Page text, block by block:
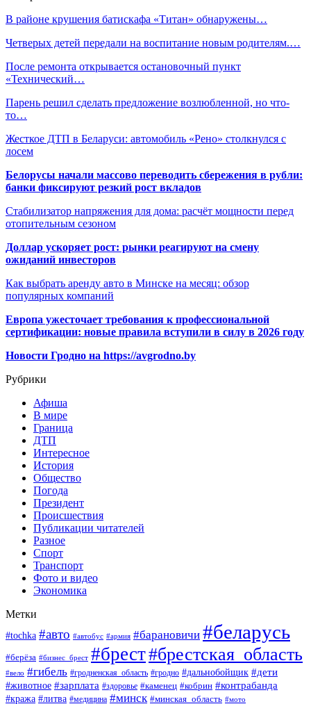
В районе крушения батискафа «Титан» обнаружены…
Четверых детей передали на воспитание новым родителям.…
После ремонта открывается остановочный пункт
«Технический…
Парень решил сделать предложение возлюбленной, но что-
то…
Жесткое ДТП в Беларуси: автомобиль «Рено» столкнулся с
лосем
Белорусы начали массово переводить сбережения в рубли:
банки фиксируют резкий рост вкладов
Стабилизатор напряжения для дома: расчёт мощности перед
отопительным сезоном
Доллар ускоряет рост: рынки реагируют на смену
ожиданий инвесторов
Как выбрать аренду авто в Минске на месяц: обзор
популярных компаний
Европа ужесточает требования к профессиональной
сертификации: новые правила вступили в силу в 2026 году
Новости Гродно на https://avgrodno.by
Рубрики
Афиша
В мире
Граница
ДТП
Интересное
История
Общество
Погода
Президент
Происшествия
Публикации читателей
Разное
Спорт
Транспорт
Фото и видео
Экономика
Метки
#tochka #авто #автобус #армия #барановичи #беларусь
#берёза #бизнес_брест #брест#брестская_область
#вело #гибель #гродненская_область #гродно #дальнобойщик #дети
#животное #зарплата #здоровье #каменец #кобрин #контрабанда
#кража #литва #медицина #минск #минская_область #мото